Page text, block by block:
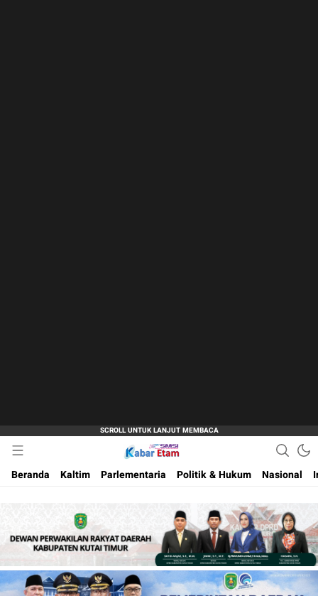
Kabar Etam
Akurat dan Terpercaya
Beranda
Kaltim Parlementaria Politik & Hukum Nasional